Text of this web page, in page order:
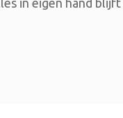
in eigen hand